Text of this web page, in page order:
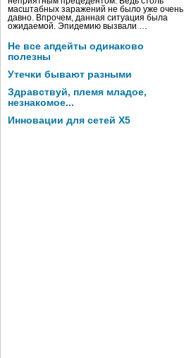
масштабных заражений не было уже очень
давно. Впрочем, данная ситуация была
ожидаемой. Эпидемию вызвали …
Не все апдейты одинаково
полезны
Утечки бывают разными
Здравствуй, племя младое,
незнакомое...
Инновации для сетей X5